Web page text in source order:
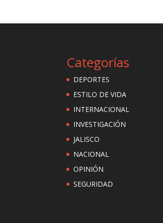
Categorías
DEPORTES
ESTILO DE VIDA
INTERNACIONAL
INVESTIGACIÓN
JALISCO
NACIONAL
OPINIÓN
SEGURIDAD